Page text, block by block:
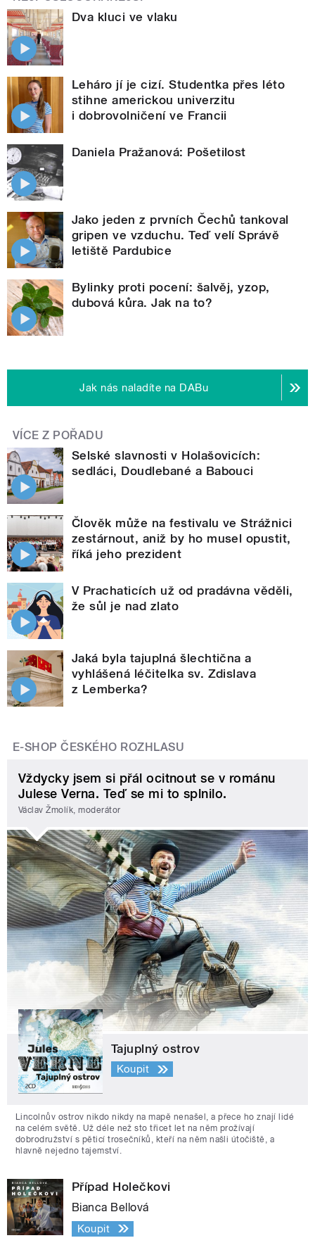
Dva kluci ve vlaku
Leháro jí je cizí. Studentka přes léto
stihne americkou univerzitu
i dobrovolničení ve Francii
Daniela Pražanová: Pošetilost
Jako jeden z prvních Čechů tankoval
gripen ve vzduchu. Teď velí Správě
letiště Pardubice
Bylinky proti pocení: šalvěj, yzop,
dubová kůra. Jak na to?
Jak nás naladíte na DABu
VÍCE Z POŘADU
Selské slavnosti v Holašovicích:
sedláci, Doudlebané a Babouci
Člověk může na festivalu ve Strážnici
zestárnout, aniž by ho musel opustit,
říká jeho prezident
V Prachaticích už od pradávna věděli,
že sůl je nad zlato
Jaká byla tajuplná šlechtična a
vyhlášená léčitelka sv. Zdislava
z Lemberka?
E-SHOP ČESKÉHO ROZHLASU
Vždycky jsem si přál ocitnout se v románu
Julese Verna. Teď se mi to splnilo.
Václav Žmolík, moderátor
Tajuplný ostrov
Koupit
Lincolnův ostrov nikdo nikdy na mapě nenašel, a přece ho znají lidé
na celém světě. Už déle než sto třicet let na něm prožívají
dobrodružství s pěticí trosečníků, kteří na něm našli útočiště, a
hlavně nejedno tajemství.
Případ Holečkovi
Bianca Bellová
Koupit